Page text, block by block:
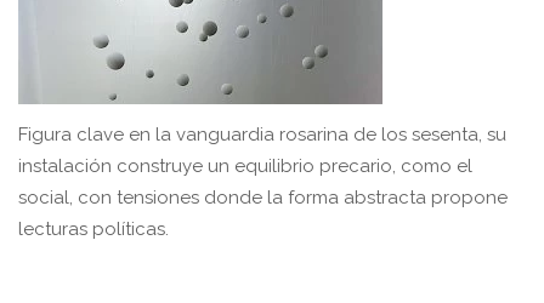
Figura clave en la vanguardia rosarina de los sesenta, su
instalación construye un equilibrio precario, como el
social, con tensiones donde la forma abstracta propone
lecturas políticas.